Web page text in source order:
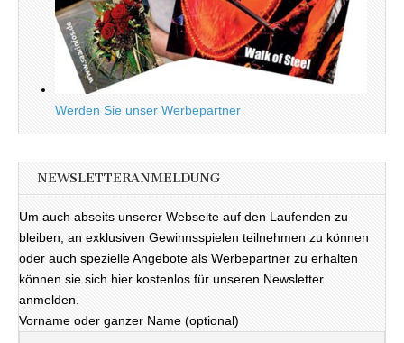
Werden Sie unser Werbepartner
NEWSLETTERANMELDUNG
Um auch abseits unserer Webseite auf den Laufenden zu
bleiben, an exklusiven Gewinnsspielen teilnehmen zu können
oder auch spezielle Angebote als Werbepartner zu erhalten
können sie sich hier kostenlos für unseren Newsletter
anmelden.
Vorname oder ganzer Name (optional)